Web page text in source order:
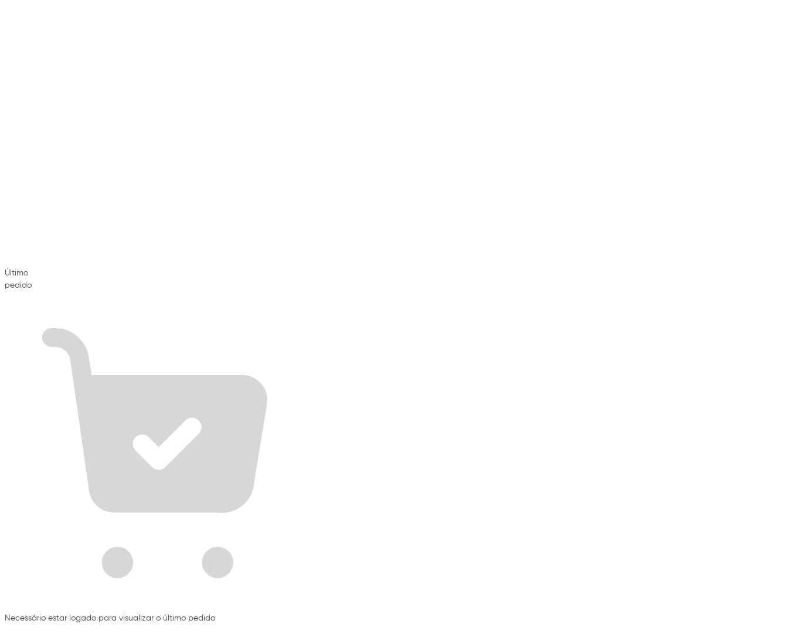
Último
pedido
Necessário estar logado para visualizar o último pedido